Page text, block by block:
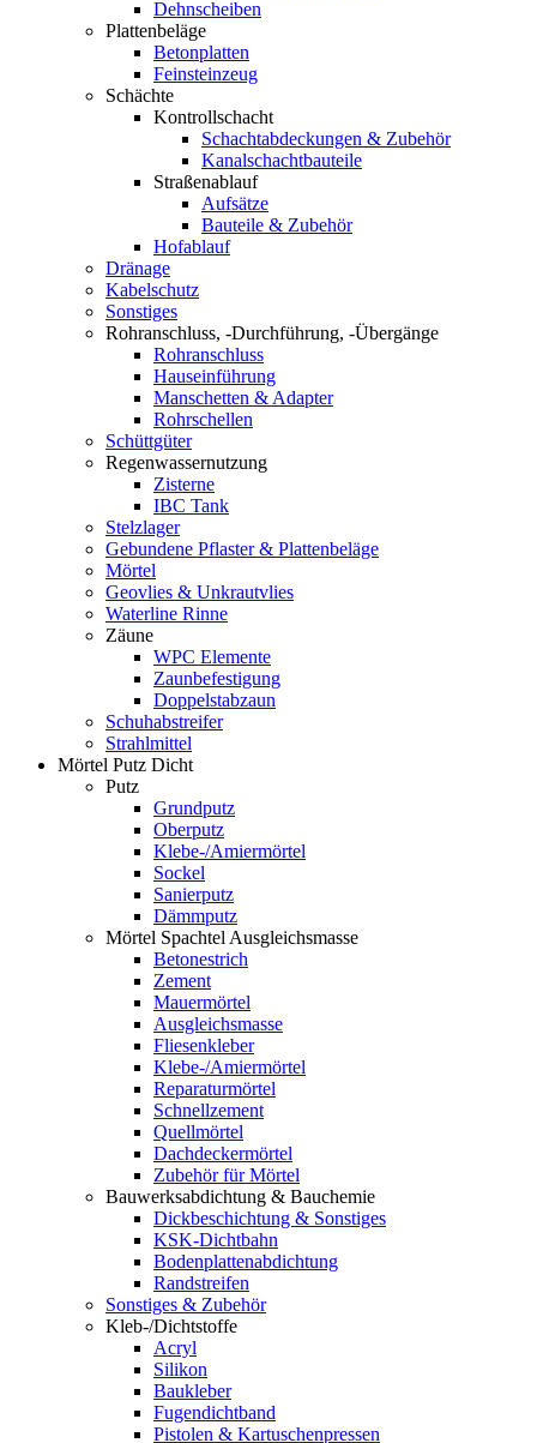
Dehnscheiben
Plattenbeläge
Betonplatten
Feinsteinzeug
Schächte
Kontrollschacht
Schachtabdeckungen & Zubehör
Kanalschachtbauteile
Straßenablauf
Aufsätze
Bauteile & Zubehör
Hofablauf
Dränage
Kabelschutz
Sonstiges
Rohranschluss, -Durchführung, -Übergänge
Rohranschluss
Hauseinführung
Manschetten & Adapter
Rohrschellen
Schüttgüter
Regenwassernutzung
Zisterne
IBC Tank
Stelzlager
Gebundene Pflaster & Plattenbeläge
Mörtel
Geovlies & Unkrautvlies
Waterline Rinne
Zäune
WPC Elemente
Zaunbefestigung
Doppelstabzaun
Schuhabstreifer
Strahlmittel
Mörtel Putz Dicht
Putz
Grundputz
Oberputz
Klebe-/Amiermörtel
Sockel
Sanierputz
Dämmputz
Mörtel Spachtel Ausgleichsmasse
Betonestrich
Zement
Mauermörtel
Ausgleichsmasse
Fliesenkleber
Klebe-/Amiermörtel
Reparaturmörtel
Schnellzement
Quellmörtel
Dachdeckermörtel
Zubehör für Mörtel
Bauwerksabdichtung & Bauchemie
Dickbeschichtung & Sonstiges
KSK-Dichtbahn
Bodenplattenabdichtung
Randstreifen
Sonstiges & Zubehör
Kleb-/Dichtstoffe
Acryl
Silikon
Baukleber
Fugendichtband
Pistolen & Kartuschenpressen